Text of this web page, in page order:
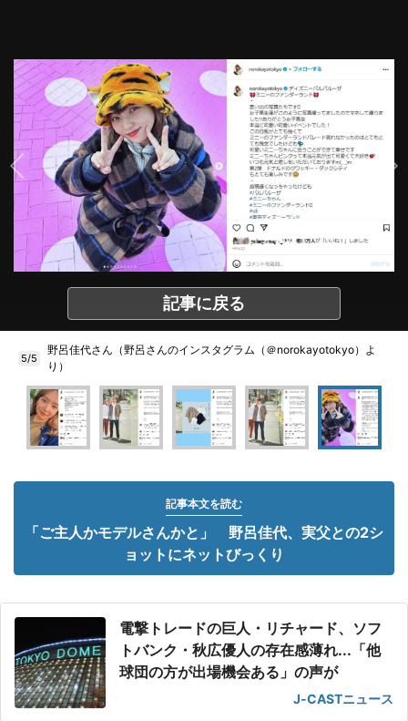
記事に戻る
5/5
野呂佳代さん（野呂さんのインスタグラム（＠norokayotokyo）よ
り）
記事本文を読む
「ご主人かモデルさんかと」 野呂佳代、実父との2シ
ョットにネットびっくり
電撃トレードの巨人・リチャード、ソフ
トバンク・秋広優人の存在感薄れ...「他
球団の方が出場機会ある」の声が
J-CASTニュース